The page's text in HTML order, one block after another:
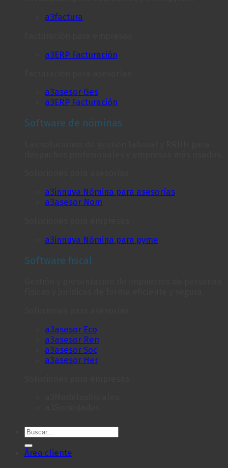
a3factura
a3ERP Facturación
a3asesor Ges
a3ERP Facturación
Software de nóminas
a3innuva Nómina para asesorías
a3asesor Nom
a3innuva Nómina para pyme
Software fiscal
a3asesor Eco
a3asesor Ren
a3asesor Soc
a3asesor Her
Área cliente